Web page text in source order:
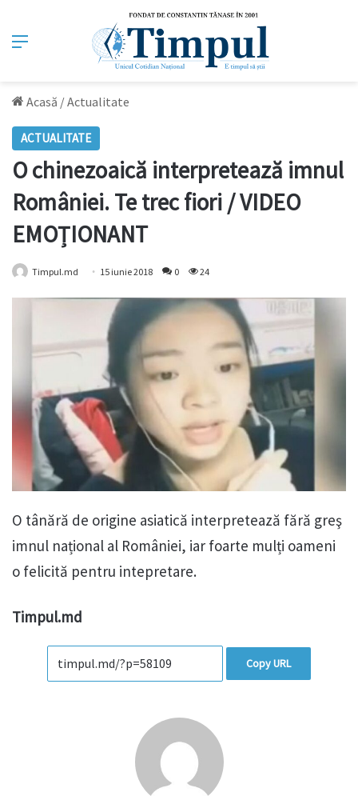
Meniu
Acasă /Actualitate
ACTUALITATE
O chinezoaică interpretează imnul
României. Te trec fiori / VIDEO
EMOȚIONANT
Timpul.md 15 iunie 2018 0 24
O tânără de origine asiatică interpretează fără greş
imnul național al României, iar foarte mulți oameni
o felicită pentru intepretare.
Timpul.md
Copy URL